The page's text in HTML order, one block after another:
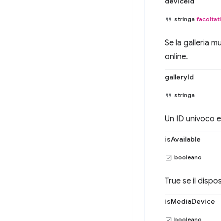
stringa
Se la galleria
online.
galleryId
stringa
Un ID univoco
isAvailable
booleano
True se il
isMediaDevice
booleano